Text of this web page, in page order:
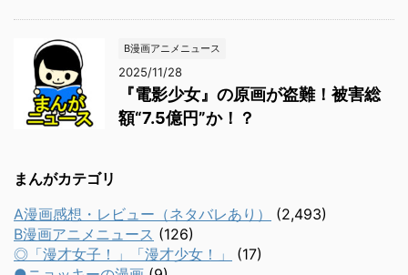
B漫画アニメニュース
2025/11/28
『電影少女』の原画が盗難！被害総
額“7.5億円”か！？
まんがカテゴリ
A漫画感想・レビュー（ネタバレあり）
(2,493)
B漫画アニメニュース (126)
◎「漫才女子！」「漫才少女！」
(17)